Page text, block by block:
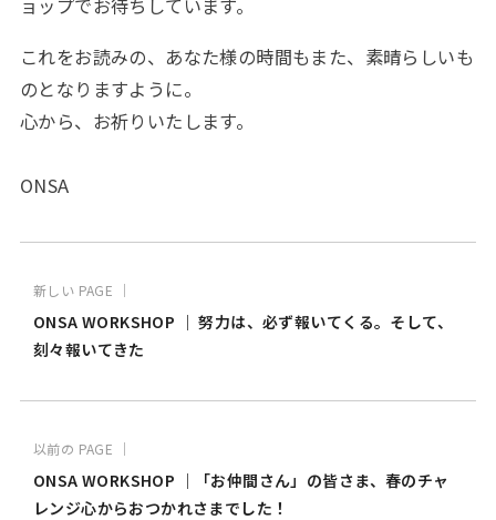
ョップでお待ちしています。
これをお読みの、あなた様の時間もまた、素晴らしいも
のとなりますように。
心から、お祈りいたします。
ONSA
新しい PAGE ｜
ONSA WORKSHOP ｜ 努力は、必ず報いてくる。そして、
刻々報いてきた
以前の PAGE ｜
ONSA WORKSHOP ｜「お仲間さん」の皆さま、春のチャ
レンジ心からおつかれさまでした！